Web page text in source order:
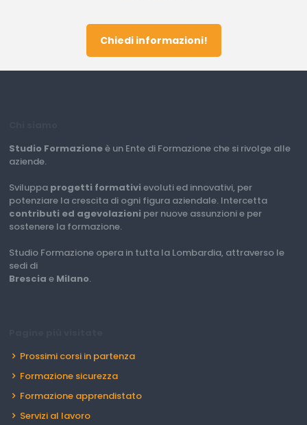
Chiedi informazioni!
Studio Formazioneè un Ente di Formazione che si rivolge alle
aziende.
Sviluppa progetti formativi evoluti ed innovativi, per
potenziare la crescita di ogni figura aziendale. Intercetta
contributi ed agevolazioni per nuove assunzioni e per
sostenere la formazione.
Studio Formazione opera in tutta la Lombardia, attraverso le
sedi di
Brescia e Milano.
Prossimi corsi in partenza
Formazione sicurezza
Formazione apprendistato
Servizi al lavoro